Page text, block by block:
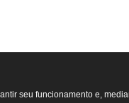
seu funcionamento e,